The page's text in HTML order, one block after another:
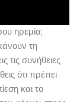
ηρεμία;
τη
τις συνήθειες
ότι πρέπει
και το